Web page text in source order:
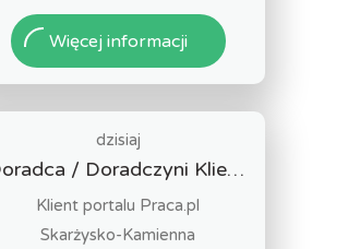
Więcej informacji
dzisiaj
Doradca / Doradczyni Klienta (bankowość)
Klient portalu Praca.pl
Skarżysko-Kamienna